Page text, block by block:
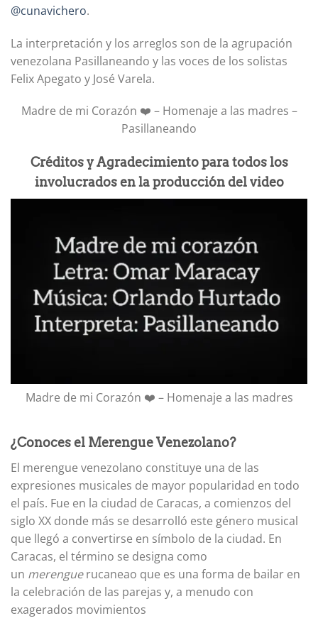
@cunavichero.
La interpretación y los arreglos son de la agrupación
venezolana Pasillaneando y las voces de los solistas
Felix Apegato y José Varela.
Madre de mi Corazón ❤️ – Homenaje a las madres –
Pasillaneando
Créditos y Agradecimiento para todos los
involucrados en la producción del video
Madre de mi Corazón ❤️ – Homenaje a las madres
¿Conoces el Merengue Venezolano?
El merengue venezolano constituye una de las
expresiones musicales de mayor popularidad en todo
el país. Fue en la ciudad de Caracas, a comienzos del
siglo XX donde más se desarrolló este género musical
que llegó a convertirse en símbolo de la ciudad. En
Caracas, el término se designa como
un merenguerucaneao que es una forma de bailar en
la celebración de las parejas y, a menudo con
exagerados movimientos